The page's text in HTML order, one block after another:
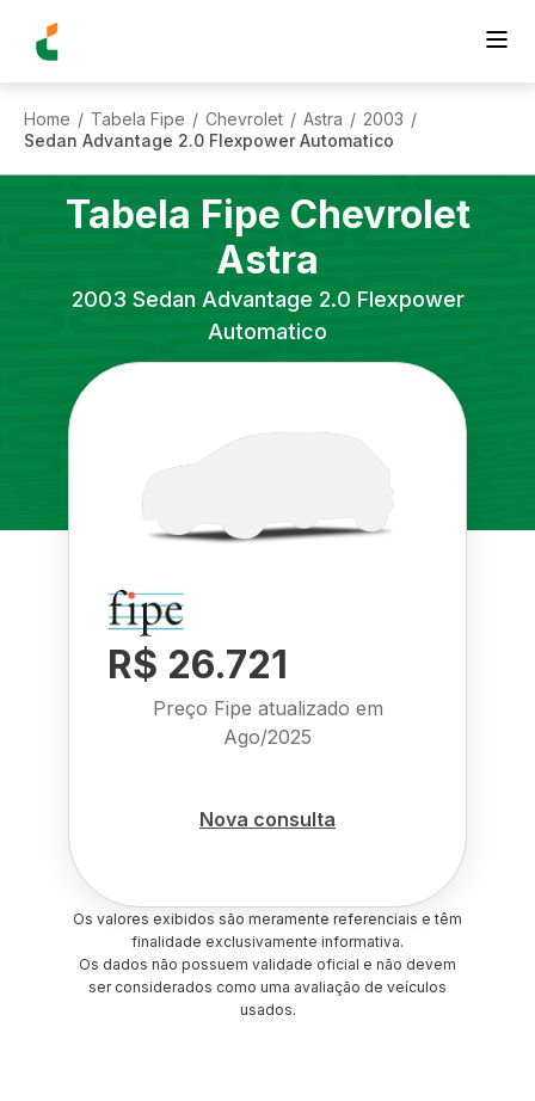
Home / Tabela Fipe / Chevrolet / Astra / 2003 /
Sedan Advantage 2.0 Flexpower Automatico
Tabela Fipe Chevrolet
Astra
2003 Sedan Advantage 2.0 Flexpower
Automatico
R$ 26.721
Preço Fipe atualizado em
Ago/2025
Nova consulta
Os valores exibidos são meramente referenciais e têm
finalidade exclusivamente informativa.
Os dados não possuem validade oficial e não devem
ser considerados como uma avaliação de veículos
usados.